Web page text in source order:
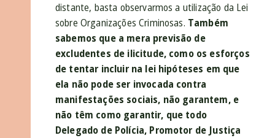
distante, basta observarmos a utilização da Lei
sobre Organizações Criminosas. Também
sabemos que a mera previsão de
excludentes de ilicitude, como os esforços
de tentar incluir na lei hipóteses em que
ela não pode ser invocada contra
manifestações sociais, não garantem, e
não têm como garantir, que todo
Delegado de Polícia, Promotor de Justiça